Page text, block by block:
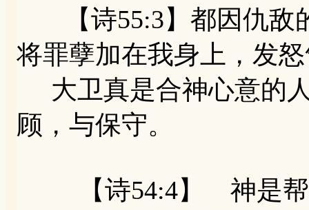
【诗55:3】都因仇敌
将罪孽加在我身上，发
大卫真是合神心意的
顾，与保守。
【诗54:4】 神是帮